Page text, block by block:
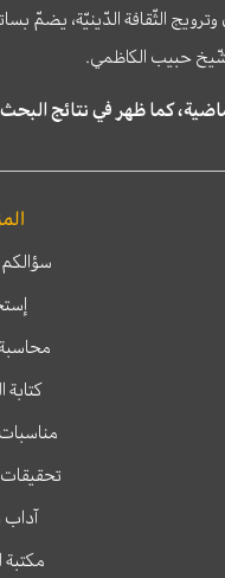
الثّقافة الدّينيّة،
حبيب الكاظمي.
سؤالكم
كتابة
مكتبة